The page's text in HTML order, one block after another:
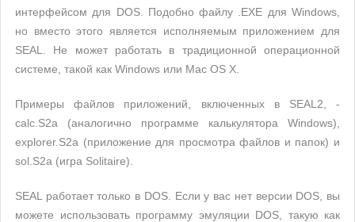
интерфейсом для DOS. Подобно файлу .EXE для Windows,
но вместо этого является исполняемым приложением для
SEAL. Не может работать в традиционной операционной
системе, такой как Windows или Mac OS X.
Примеры файлов приложений, включенных в SEAL2, -
calc.S2a (аналогично программе калькулятора Windows),
explorer.S2a (приложение для просмотра файлов и папок) и
sol.S2a (игра Solitaire).
SEAL работает только в DOS. Если у вас нет версии DOS, вы
можете использовать программу эмуляции DOS, такую ​​как